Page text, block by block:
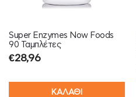
Super Enzymes Now Foods
90 Ταμπλέτες
€28,96
ΚΑΛΑΘΙ